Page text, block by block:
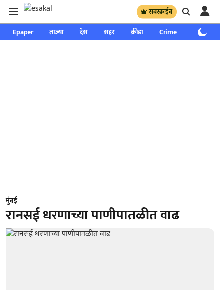
सबस्क्राईब
Epaper ताज्या देश शहर क्रीडा Crime साप्ताहिक
मुंबई
रानसई धरणाच्या पाणीपातळीत वाढ